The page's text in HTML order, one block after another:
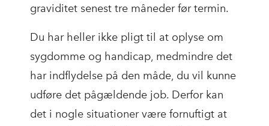
graviditet senest tre måneder før termin.
Du har heller ikke pligt til at oplyse om
sygdomme og handicap, medmindre det
har indflydelse på den måde, du vil kunne
udføre det pågældende job. Derfor kan
det i nogle situationer være fornuftigt at